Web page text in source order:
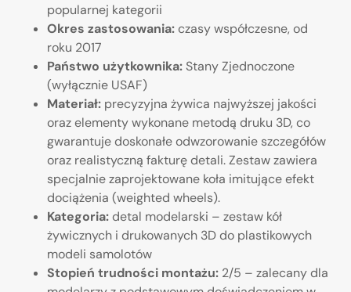
popularnej kategorii
Okres zastosowania:czasy współczesne, od
roku 2017
Państwo użytkownika:Stany Zjednoczone
(wyłącznie USAF)
Materiał: precyzyjna żywica najwyższej jakości
oraz elementy wykonane metodą druku 3D, co
gwarantuje doskonałe odwzorowanie szczegółów
oraz realistyczną fakturę detali. Zestaw zawiera
specjalnie zaprojektowane koła imitujące efekt
dociążenia (weighted wheels).
Kategoria:detal modelarski – zestaw kół
żywicznych i drukowanych 3D do plastikowych
modeli samolotów
Stopień trudności montażu: 2/5 – zalecany dla